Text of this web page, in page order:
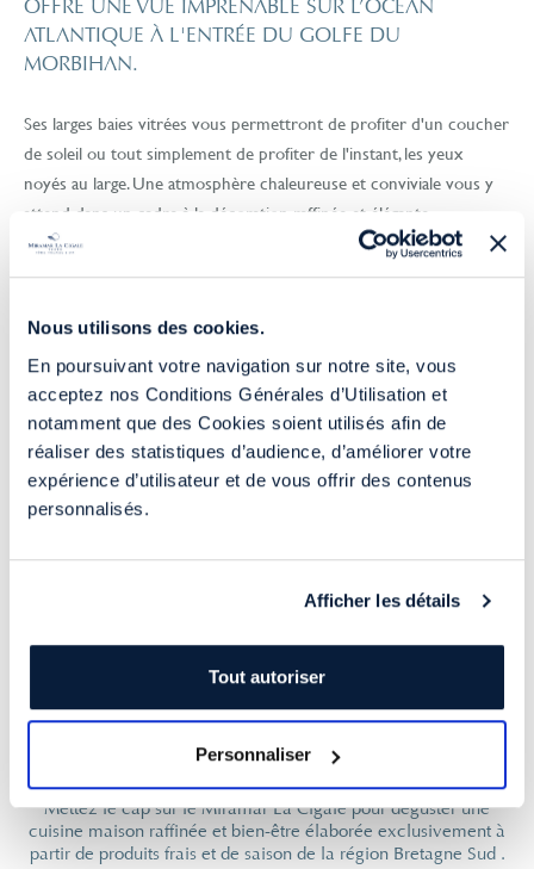
Nous utilisons des cookies.
En poursuivant votre navigation sur notre site, vous
acceptez nos Conditions Générales d’Utilisation et
notamment que des Cookies soient utilisés afin de
réaliser des statistiques d’audience, d’améliorer votre
expérience d’utilisateur et de vous offrir des contenus
personnalisés.
Afficher les détails
Tout autoriser
Personnaliser
AVANT DE CONTINUER...
VOUSRÉSIDEZ AU MIRAMAR LA CIGALE
OFFRE UNE VUE IMPRENABLE SUR L’OCÉAN
ATLANTIQUE À L'ENTRÉE DU GOLFE DU
MORBIHAN.
Ses larges baies vitrées vous permettront de profiter d'un coucher
de soleil ou tout simplement de profiter de l'instant, les yeux
noyés au large. Une atmosphère chaleureuse et conviviale vous y
attend dans un cadre à la décoration raffinée et élégante.
Notre Responsable de Bar, Antoine Pénard, vous ouvre les portes
les couleurs de l'arc-en-ciel à travers ses nombreux cocktails
création.
Notre Bar Le Goéland, c’est aussi le plaisir de déguster des petits
plaisirs sucrés faits maison accompagnés d’un onctueux chocolat
chaud ou d’un café au goût serré, comme de tradition en Italie.
Avis à tous les amateurs de bonnes tables : une escale
gourmande s’impose auMiramar La Cigale!
Mettez le cap sur le Miramar La Cigale pour déguster une
cuisine maison raffinée et bien-être élaborée exclusivement à
partir de produits frais et de saison de la région Bretagne Sud .